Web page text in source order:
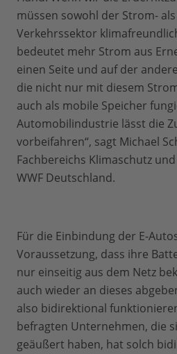
müssen sowohl der Strom-
Verkehrssektor
bedeutet mehr Strom aus
einen Seite und auf der
die nicht nur mit diesem
auch als mobile Speicher
Automobilindustrie lässt die
vorbeifahren“, sagt Michael
Fachbereichs Klimaschutz
WWF Deutschland.
Für die Einbindung der E-
Voraussetzung, dass ihre
nur einseitig aus dem Netz
auch wieder an dieses
also bidirektional
befragten Unternehmen, die
geäußert haben, hat solch